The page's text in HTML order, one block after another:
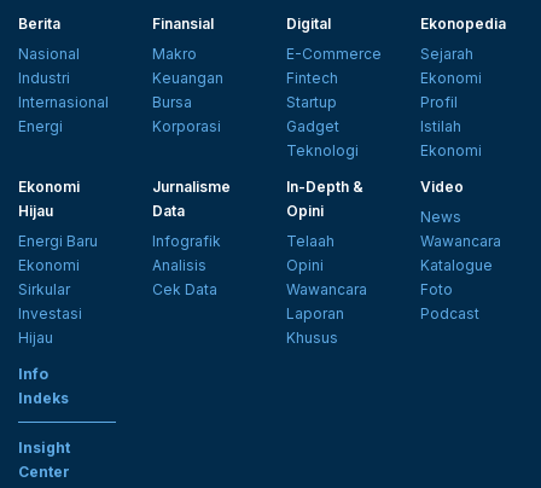
Berita
Nasional
Industri
Internasional
Energi
Finansial
Makro
Keuangan
Bursa
Korporasi
Digital
E-Commerce
Fintech
Startup
Gadget
Teknologi
Ekonopedia
Sejarah
Ekonomi
Profil
Istilah
Ekonomi
Ekonomi
Hijau
Energi Baru
Ekonomi
Sirkular
Investasi
Hijau
Jurnalisme
Data
Infografik
Analisis
Cek Data
In-Depth &
Opini
Telaah
Opini
Wawancara
Laporan
Khusus
Video
News
Wawancara
Katalogue
Foto
Podcast
Info
Indeks
Insight
Center